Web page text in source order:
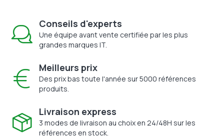
Conseils d'experts
Une équipe avant vente certifiée par les plus
grandes marques IT.
Meilleurs prix
Des prix bas toute l'année sur 5000 références
produits.
Livraison express
3 modes de livraison au choix en 24/48H sur les
références en stock.